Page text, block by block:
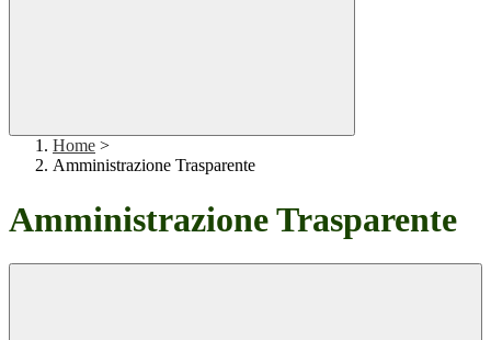
Home >
Amministrazione Trasparente
Amministrazione Trasparente